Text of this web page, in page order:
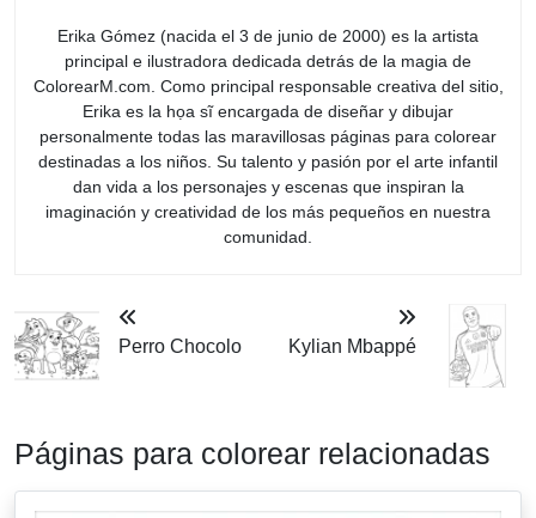
Erika Gómez (nacida el 3 de junio de 2000) es la artista
principal e ilustradora dedicada detrás de la magia de
ColorearM.com. Como principal responsable creativa del sitio,
Erika es la họa sĩ encargada de diseñar y dibujar
personalmente todas las maravillosas páginas para colorear
destinadas a los niños. Su talento y pasión por el arte infantil
dan vida a los personajes y escenas que inspiran la
imaginación y creatividad de los más pequeños en nuestra
comunidad.
Perro Chocolo Kylian Mbappé
Páginas para colorear relacionadas